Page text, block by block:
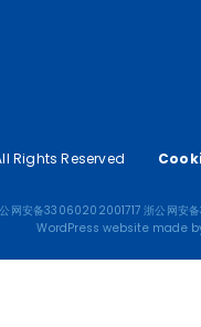
Rights Reserved
网安备33060202001717 浙公网安
WordPress website made